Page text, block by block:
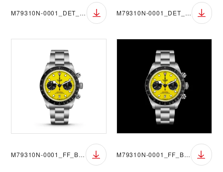
M79310N-0001_DET_BGW M79310N-0001_DET_BGB
M79310N-0001_FF_BGW M79310N-0001_FF_BGB